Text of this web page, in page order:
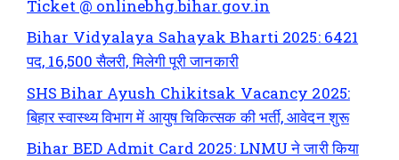
Ticket @ onlinebhg.bihar.gov.in
Bihar Vidyalaya Sahayak Bharti 2025: 6421
पद, 16,500 सैलरी, मिलेगी पूरी जानकारी
SHS Bihar Ayush Chikitsak Vacancy 2025:
बिहार स्वास्थ्य विभाग में आयुष चिकित्सक की भर्ती, आवेदन शुरू
Bihar BED Admit Card 2025: LNMU ने जारी किया